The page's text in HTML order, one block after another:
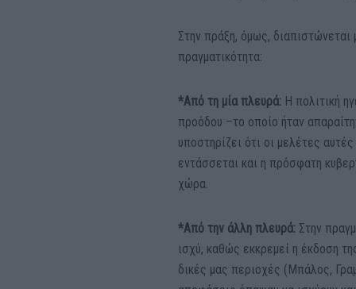
Στην πράξη, όμως, διαπιστώνεται
πραγματικότητα:
*Από τη μία πλευρά: Η πολιτική
προόδου –το οποίο ήταν
υποστηρίζει ότι οι μελέτες
εντάσσεται και η πρόσφατη
χώρα.
*Από την άλλη πλευρά: Στην
ισχύ, καθώς εκκρεμεί η έκδοση
δικές μας περιοχές (Μπάλος,